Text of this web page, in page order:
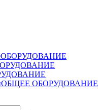
ОБОРУДОВАНИЕ
ОБЩЕЕ ОБОРУДОВАНИЕ